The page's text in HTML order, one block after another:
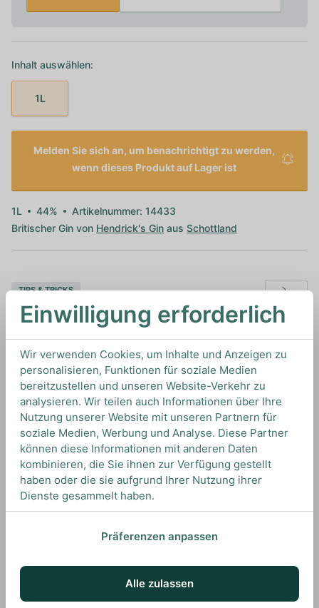
Inhalt auswählen:
1L
Melden Sie sich an, um benachrichtigt zu werden,
wenn dieses Produkt auf Lager ist
1L 44%
Artikelnummer: 14433
Britischer Gin von Hendrick's Gin aus Schottland
TIPS & TRICKS
HOW TO DRINK
Dieser Gin ist vielseitig einsetzbar, ob klassisch
mit Tonic Water oder in Cocktails wie dem
Martini oder dem Aviation.
UNSERE EMPFEHLUNGEN
DRINKS MIT HENDRICK'S GIN? UNSERE
EMPFEHLUNGEN
Ansehen
Einwilligung erforderlich
Wir verwenden Cookies, um Inhalte und Anzeigen zu
personalisieren, Funktionen für soziale Medien
bereitzustellen und unseren Website-Verkehr zu
analysieren. Wir teilen auch Informationen über Ihre
Nutzung unserer Website mit unseren Partnern für
soziale Medien, Werbung und Analyse. Diese Partner
können diese Informationen mit anderen Daten
kombinieren, die Sie ihnen zur Verfügung gestellt
haben oder die sie aufgrund Ihrer Nutzung ihrer
Dienste gesammelt haben.
Präferenzen anpassen
Alle zulassen